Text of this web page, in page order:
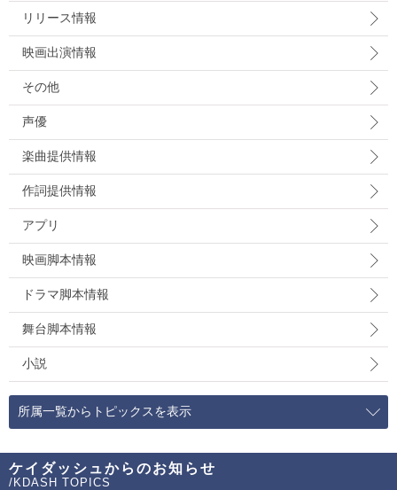
リリース情報
映画出演情報
その他
声優
楽曲提供情報
作詞提供情報
アプリ
映画脚本情報
ドラマ脚本情報
舞台脚本情報
小説
所属一覧からトピックスを表示
ケイダッシュからのお知らせ
/KDASH TOPICS